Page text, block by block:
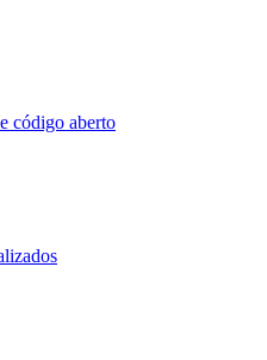
código aberto